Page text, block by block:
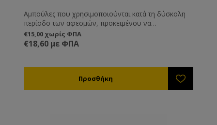
Αμπούλες που χρησιμοποιούνται κατά τη δύσκολη
περίοδο των αφεσμών, προκειμένου να
προσελκύσουν το σμήνος που διαφεύγει.
€15,00 χωρίς ΦΠΑ
€18,60 με ΦΠΑ